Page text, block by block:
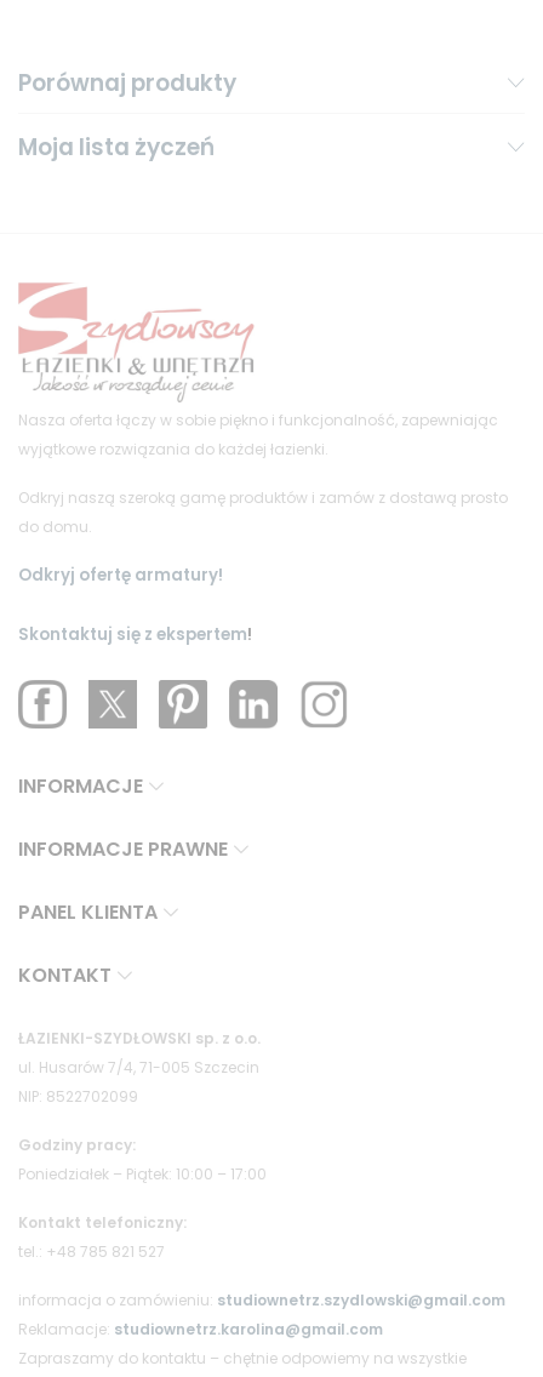
Porównaj produkty
Moja lista życzeń
Nasza oferta łączy w sobie piękno i funkcjonalność, zapewniając
wyjątkowe rozwiązania do każdej łazienki.
Odkryj naszą szeroką gamę produktów i zamów z dostawą prosto
do domu.
Odkryj ofertę armatury!
Skontaktuj się z ekspertem!
INFORMACJE
INFORMACJE PRAWNE
PANEL KLIENTA
KONTAKT
ŁAZIENKI-SZYDŁOWSKI sp. z o.o.
ul. Husarów 7/4, 71-005 Szczecin
NIP: 8522702099
Godziny pracy:
Poniedziałek – Piątek: 10:00 – 17:00
Kontakt telefoniczny:
tel.: +48 785 821 527
informacja o zamówieniu: studiownetrz.szydlowski@gmail.com
Reklamacje: studiownetrz.karolina@gmail.com
Zapraszamy do kontaktu – chętnie odpowiemy na wszystkie